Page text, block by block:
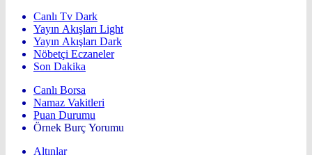
Canlı Tv Dark
Yayın Akışları Light
Yayın Akışları Dark
Nöbetçi Eczaneler
Son Dakika
Canlı Borsa
Namaz Vakitleri
Puan Durumu
Örnek Burç Yorumu
Altınlar